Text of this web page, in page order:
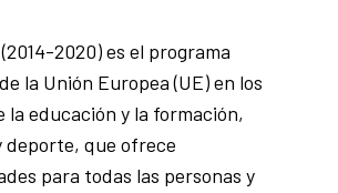
2020) es el programa
la Unión Europea (UE) en los
la educación y la formación,
deporte, que ofrece
para todas las personas y